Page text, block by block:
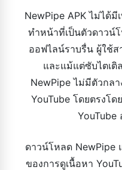
NewPipe APK ไม่ได้
ทำหน้าที่เป็นตัวดาวน์
ออฟไลน์ราบรื่น ผู้ใช้ส
และแม้แต่ซับไตเติ
NewPipe ไม่มีตัวกล
YouTube โดยตรงโ
YouTube
ดาวน์โหลด NewPipe
ของการดูเนื้อหา